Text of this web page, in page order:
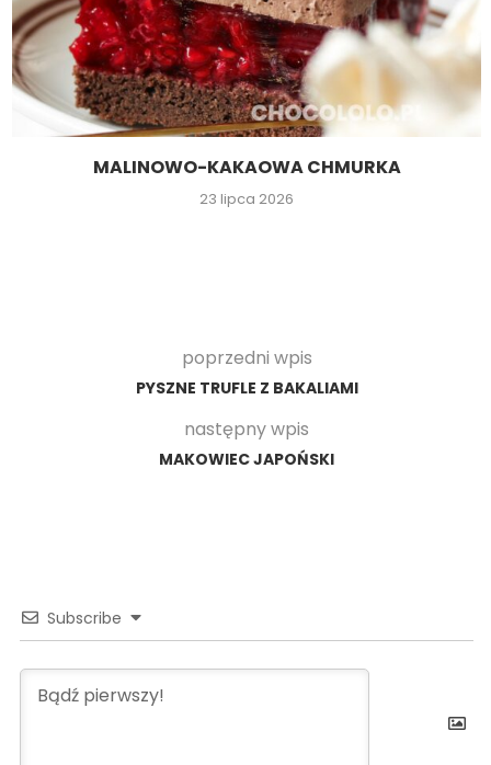
MALINOWO-KAKAOWA CHMURKA
23 lipca 2026
poprzedni wpis
PYSZNE TRUFLE Z BAKALIAMI
następny wpis
MAKOWIEC JAPOŃSKI
Subscribe